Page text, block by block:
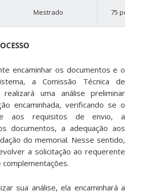
Mestrado 75 pontos
encaminhar os documentos e o
a Comissão Técnica de
realizará uma análise preliminar
encaminhada, verificando se o
aos requisitos de envio, a
documentos, a adequação aos
do memorial. Nesse sentido,
a solicitação ao requerente
sua análise, ela encaminhará a